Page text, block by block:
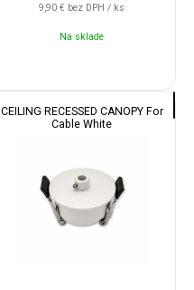
9,90 € bez DPH / ks
Na sklade
CEILING RECESSED CANOPY For
Cable White